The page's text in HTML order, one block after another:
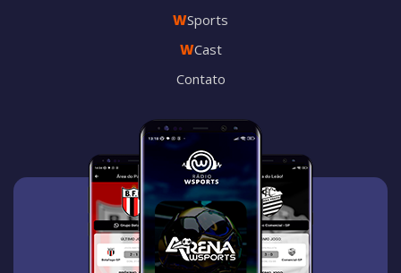
WSports
WCast
Contato